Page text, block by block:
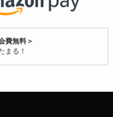
費無料＞
まる！